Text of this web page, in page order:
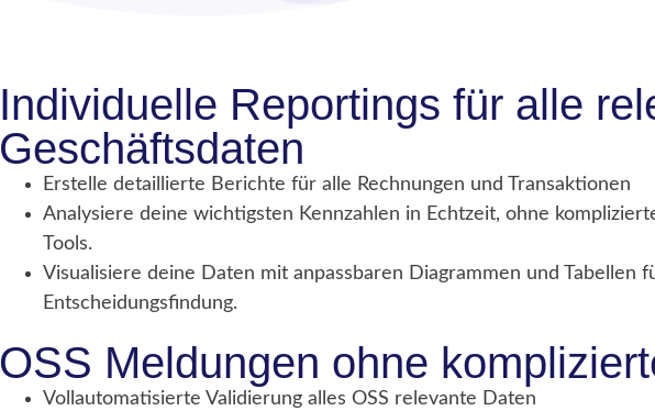
Individuelle Reportings für alle
Geschäftsdaten
Erstelle detaillierte Berichte für alle Rechnungen und Transaktionen
Analysiere deine wichtigsten Kennzahlen in Echtzeit, ohne
Tools.
Visualisiere deine Daten mit anpassbaren Diagrammen und Tabellen
Entscheidungsfindung.
OSS Meldungen ohne
Vollautomatisierte Validierung alles OSS relevante Daten